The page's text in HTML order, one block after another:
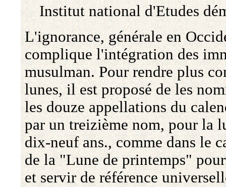
Institut national d'Etudes
L'ignorance, générale en
complique l'intégration des
musulman. Pour rendre plus
lunes, il est proposé de les
les douze appellations du
par un treizième nom, pour la
dix-neuf ans., comme dans le
de la "Lune de printemps"
et servir de référence